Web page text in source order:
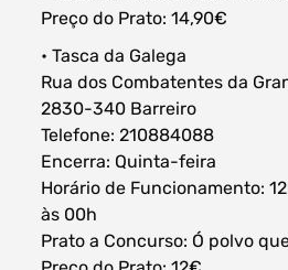
Preço do Prato: 14,90€
• Tasca da Galega
Rua dos Combatentes da
2830-340 Barreiro
Telefone: 210884088
Encerra: Quinta-feira
Horário de Funcionamento:
às 00h
Prato a Concurso: Ó polvo